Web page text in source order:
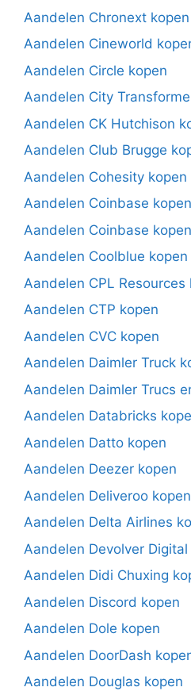
Aandelen Chronext kopen
Aandelen Cineworld
Aandelen Circle kopen
Aandelen City
Aandelen CK Hutchison
Aandelen Club Brugge
Aandelen Cohesity kopen
Aandelen Coinbase kopen
Aandelen Coinbase kopen
Aandelen Coolblue kopen
Aandelen CPL Resources
Aandelen CTP kopen
Aandelen CVC kopen
Aandelen Daimler Truck
Aandelen Daimler Trucs
Aandelen Databricks
Aandelen Datto kopen
Aandelen Deezer kopen
Aandelen Deliveroo kopen
Aandelen Delta Airlines
Aandelen Devolver Digital
Aandelen Didi Chuxing
Aandelen Discord kopen
Aandelen Dole kopen
Aandelen DoorDash
Aandelen Douglas kopen